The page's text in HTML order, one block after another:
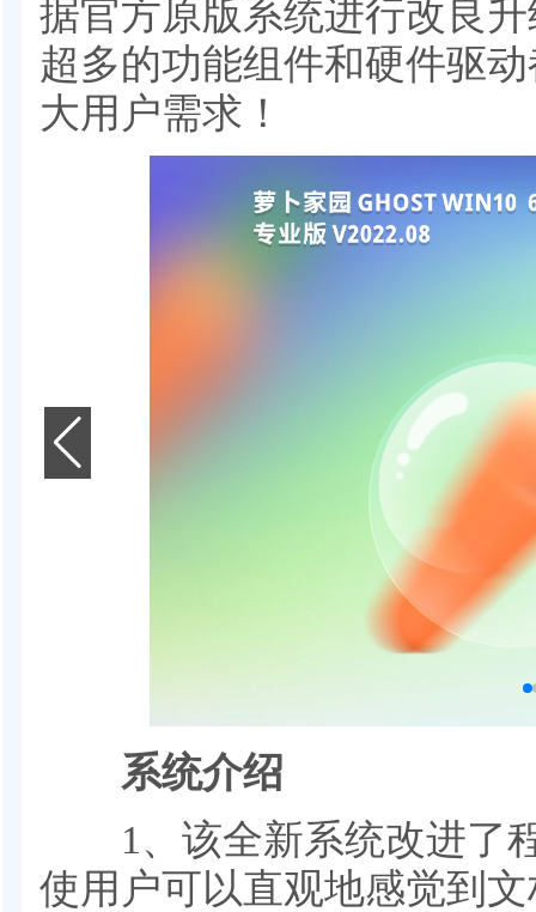
据官方原版系统进行改良
超多的功能组件和硬件驱
大用户需求！
系统介绍
1、该全新系统改进了
使用户可以直观地感觉到